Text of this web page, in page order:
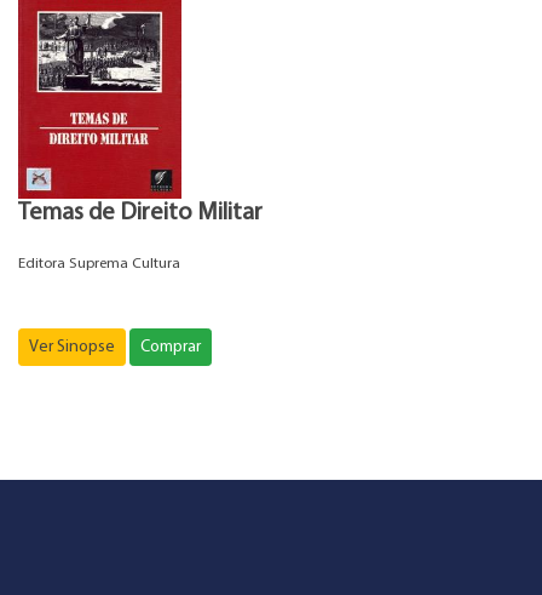
Temas de Direito Militar
Editora Suprema Cultura
Ver Sinopse Comprar